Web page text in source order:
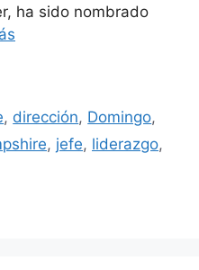
ha sido nombrado
, dirección, Domingo,
, jefe, liderazgo,